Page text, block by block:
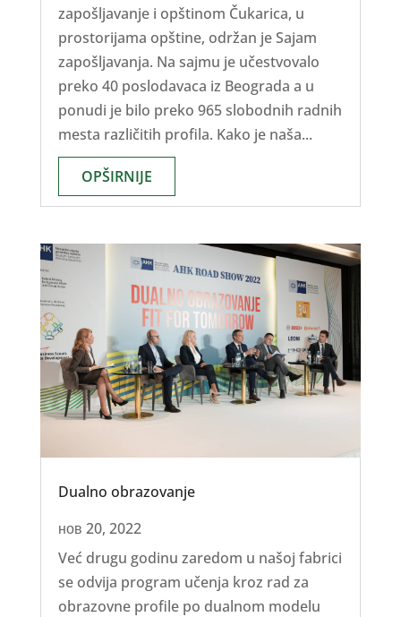
zapošljavanje i opštinom Čukarica, u
prostorijama opštine, održan je Sajam
zapošljavanja. Na sajmu je učestvovalo
preko 40 poslodavaca iz Beograda a u
ponudi je bilo preko 965 slobodnih radnih
mesta različitih profila. Kako je naša...
OPŠIRNIJE
Dualno obrazovanje
нов 20, 2022
Već drugu godinu zaredom u našoj fabrici
se odvija program učenja kroz rad za
obrazovne profile po dualnom modelu